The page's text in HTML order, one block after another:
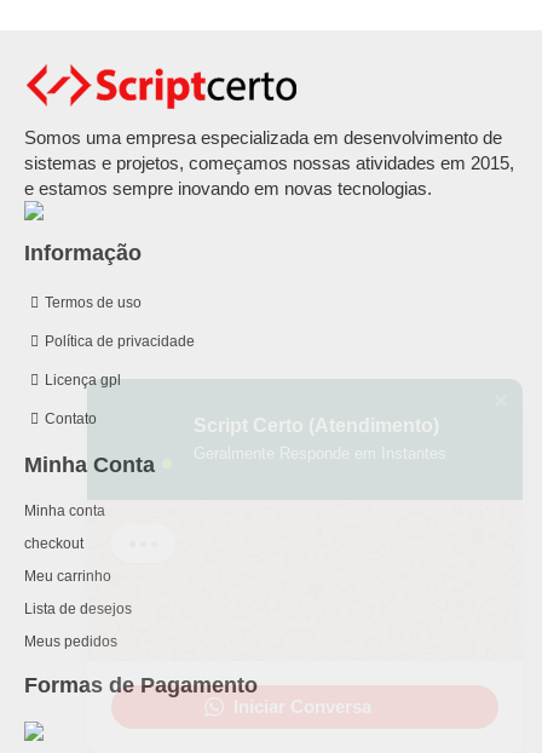
Somos uma empresa especializada em desenvolvimento de
sistemas e projetos, começamos nossas atividades em 2015,
e estamos sempre inovando em novas tecnologias.
Informação
Termos de uso
Política de privacidade
Licença gpl
Contato
Minha Conta
Minha conta
checkout
Meu carrinho
Lista de desejos
Meus pedidos
Formas de Pagamento
Geralmente Responde em Instantes
Iniciar Conversa